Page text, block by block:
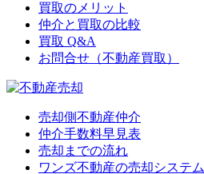
買取のメリット
仲介と買取の比較
買取 Q&A
お問合せ（不動産買取）
売却側不動産仲介
仲介手数料早見表
売却までの流れ
ワンズ不動産の売却システム